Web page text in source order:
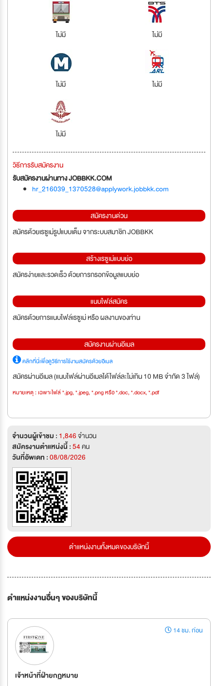
ไม่มี ไม่มี
ไม่มี ไม่มี
ไม่มี
วิธีการรับสมัครงาน
รับสมัครงานผ่านทาง JOBBKK.COM
hr_216039_1370528@applywork.jobbkk.com
สมัครงานด่วน
สมัครด้วยเรซูเม่รูปแบบเต็ม จากระบบสมาชิก JOBBKK
สร้างเรซูเม่แบบย่อ
สมัครง่ายและรวดเร็ว ด้วยการกรอกข้อมูลแบบย่อ
แนบไฟล์สมัคร
สมัครด้วยการแนบไฟล์เรซูเม่ หรือ ผลงานของท่าน
สมัครงานผ่านอีเมล
คลิกที่นี่เพื่อดูวิธีการใช้งานสมัครด้วยอีเมล
สมัครผ่านอีเมล (แนบไฟล์ผ่านอีเมลได้ไฟล์ละไม่เกิน 10 MB จำกัด 3 ไฟล์)
หมายเหตุ : เฉพาะไฟล์ *.jpg, *.jpeg, *.png หรือ *.doc, *.docx, *.pdf
จำนวนผู้เข้าชม : 1,846จำนวน
สมัครงานตำแหน่งนี้ :54คน
วันที่อัพเดท :08/08/2026
ตำแหน่งงานทั้งหมดของบริษัทนี้
ตำแหน่งงานอื่นๆ ของบริษัทนี้
14 ชม. ก่อน
เจ้าหน้าที่ฝ่ายกฏหมาย